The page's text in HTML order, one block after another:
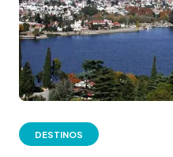
DESTINOS